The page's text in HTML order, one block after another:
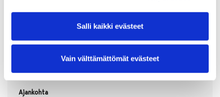
Salli kaikki evästeet
Vain välttämättömät evästeet
Ajankohta